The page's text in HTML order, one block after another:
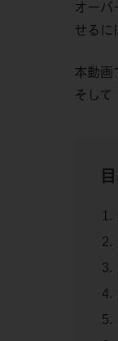
オーバ
せるに
本動画
そして